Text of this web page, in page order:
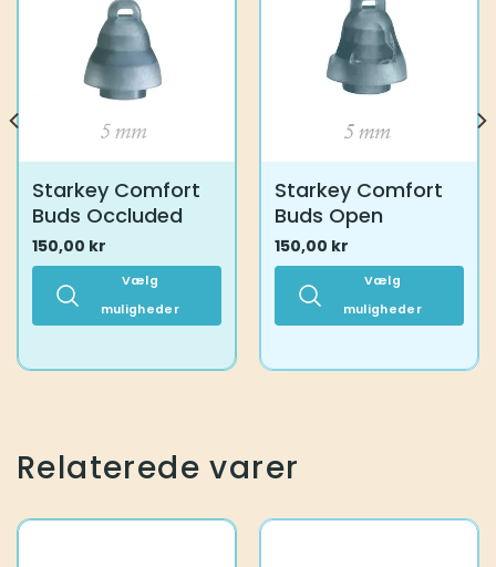
Starkey Comfort
Buds Occluded
150,00 kr
Vælg
muligheder
Mulighederne
kan
på
Starkey Comfort
Buds Open
150,00 kr
Vælg
muligheder
kan
på
Relaterede varer